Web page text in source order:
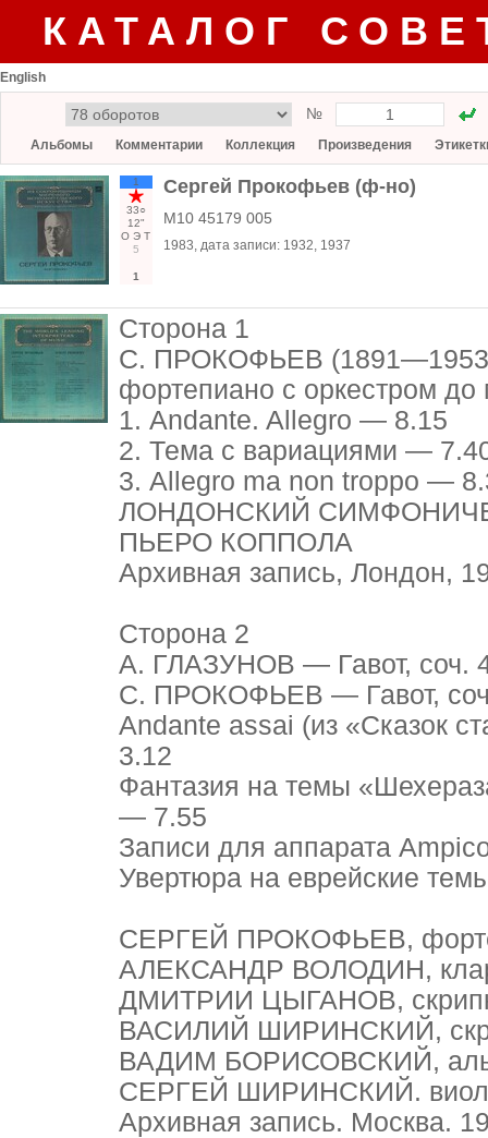
КАТАЛОГ
English
№
Альбомы Комментарии Коллекция Произведения
1
33○
12"
О Э Т
5
1
Сергей Прокофьев (ф-но)
М10 45179 005
1983, дата записи: 1932, 1937
Сторона 1
С. ПРОКОФЬЕВ
фортепиано с оркестром
1. Andante. Allegro — 8.15
2. Тема с вариациями —
3. Allegro ma non troppo —
ЛОНДОНСКИЙ
ПЬЕРО КОППОЛА
Архивная запись, Лондон,
Сторона 2
А. ГЛАЗУНОВ — Гавот,
С. ПРОКОФЬЕВ — Гавот,
Andante assai (из «Сказок
3.12
Фантазия на темы
— 7.55
Записи для аппарата
Увертюра на еврейские
СЕРГЕЙ ПРОКОФЬЕВ,
АЛЕКСАНДР ВОЛОДИН,
ДМИТРИИ ЦЫГАНОВ,
ВАСИЛИЙ ШИРИНСКИЙ,
ВАДИМ БОРИСОВСКИЙ,
СЕРГЕЙ ШИРИНСКИЙ.
Архивная запись. Москва.